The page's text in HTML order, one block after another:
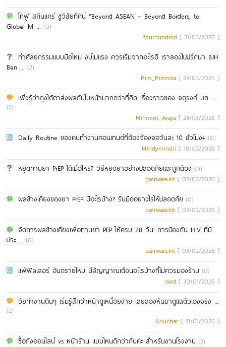
โทฟู สกินแคร์ ชูวิสัยทัศน์ “Beyond ASEAN – Beyond Borders, to
Global M ... (0)
fourhundred [ 31/03/2026 ]
ทำศัลยกรรมแบบมือใหม่ งบไม่แรง ควรเริ่มจากอะไรดี เราลองไปปรึกษา BJH
Ban ... (2)
Pim_Pimnita [ 24/03/2026 ]
เพิ่งรู้ว่าถุงใต้ตาส่งผลกับใบหน้ามากกว่าที่คิด เรื่องราวของ จตุรงค์ มก ...
(2)
Minmint_Araya [ 24/03/2026 ]
Daily Routine ของคนทำงานคอนเทนต์ที่ต้องจ้องจอวันละ 10 ชั่วโมง+ (0)
Mindymindii [ 18/03/2026 ]
หยุดทานยา PrEP ได้เมื่อไหร่? วิธีหยุดยาอย่างปลอดภัยและถูกต้อง (0)
pairwara.kit [ 03/02/2026 ]
ผลข้างเคียงของยา PrEP มีอะไรบ้าง? รับมืออย่างไรให้ปลอดภัย (0)
pairwara.kit [ 03/02/2026 ]
จัดการผลข้างเคียงเพื่อทานยา PEP ให้ครบ 28 วัน: การป้องกัน HIV ที่มี
ประ ... (0)
pairwara.kit [ 03/02/2026 ]
แพ้ฟิลเลอร์ อันตรายไหม มีสัญญาณเตือนอะไรบ้างที่ไม่ควรมองข้าม (0)
nerd [ 30/01/2026 ]
วัยทำงานต้นๆ เริ่มรู้สึกว่าหน้าดูเหนื่อยง่าย เลยลองหันมาดูแลตัวเองจริง ...
(2)
Arluchar [ 21/01/2026 ]
ซื้อถังออนไลน์ vs หน้าร้าน แบบไหนดีกว่ากันคะ สำหรับงานโรงงาน (2)